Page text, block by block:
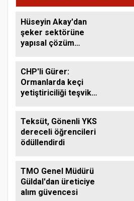
Hüseyin Akay'dan
şeker sektörüne
yapısal çözüm
CHP'li Gürer:
Ormanlarda keçi
yetiştiriciliği teşvik
Teksüt, Gönenli YKS
dereceli öğrencileri
ödüllendirdi
TMO Genel Müdürü
Güldal'dan üreticiye
alım güvencesi